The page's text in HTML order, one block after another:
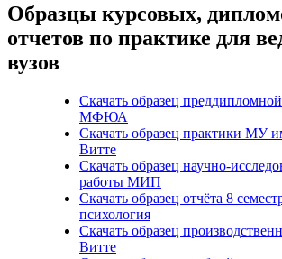
Образцы курсовых,
отчетов по практике для
вузов
Скачать образец
МФЮА
Скачать образец практики МУ
Витте
Скачать образец научно-
работы МИП
Скачать образец отчёта 8
психология
Скачать образец
Витте